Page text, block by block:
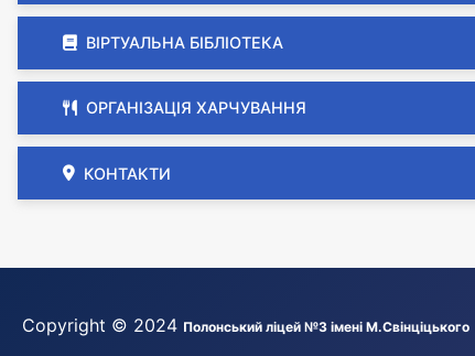
ВІРТУАЛЬНА БІБЛІОТЕКА
ОРГАНІЗАЦІЯ ХАРЧУВАННЯ
КОНТАКТИ
Copyright © 2024 Полонський ліцей №3 імені М.Свінціцького